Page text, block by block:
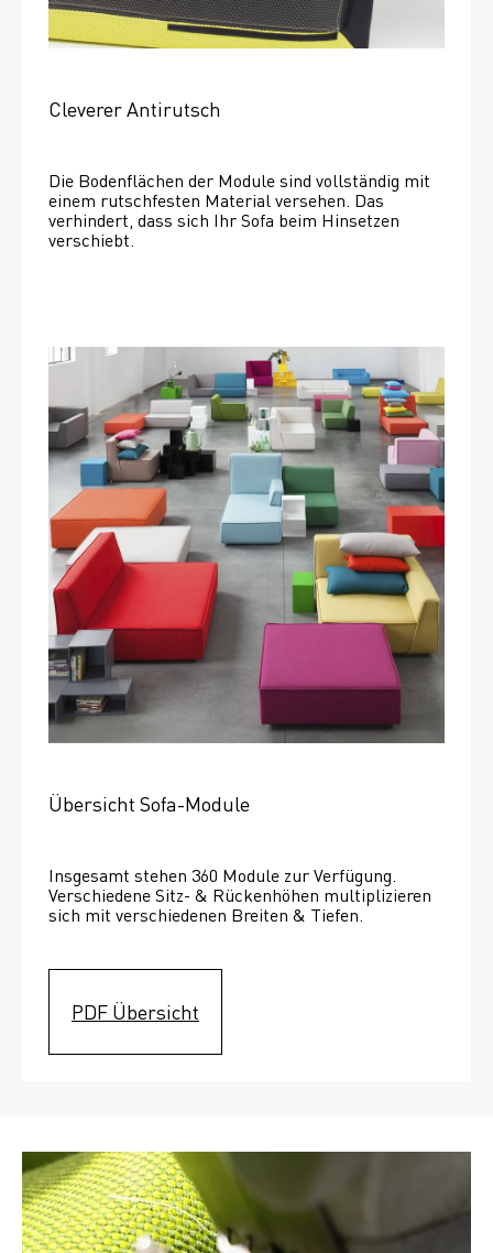
Cleverer Antirutsch
Die Bodenflächen der Module sind vollständig mit
einem rutschfesten Material versehen. Das
verhindert, dass sich Ihr Sofa beim Hinsetzen
verschiebt.
Übersicht Sofa-Module
Insgesamt stehen 360 Module zur Verfügung.
Verschiedene Sitz- & Rückenhöhen multiplizieren
sich mit verschiedenen Breiten & Tiefen.
PDF Übersicht